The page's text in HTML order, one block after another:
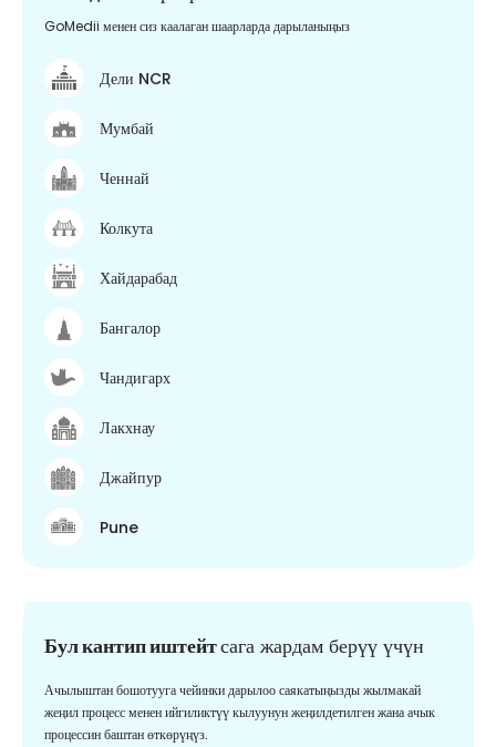
GoMedii менен сиз каалаган шаарларда дарыланыңыз
Дели NCR
Мумбай
Ченнай
Колкута
Хайдарабад
Бангалор
Чандигарх
Лакхнау
Джайпур
Pune
Бул кантип иштейтсага жардам берүү үчүн
Ачылыштан бошотууга чейинки дарылоо саякатыңызды жылмакай
жеңил процесс менен ийгиликтүү кылуунун жеңилдетилген жана ачык
процессин баштан өткөрүңүз.